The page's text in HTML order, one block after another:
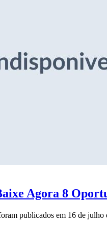
Agora 8
publicados em 16 de